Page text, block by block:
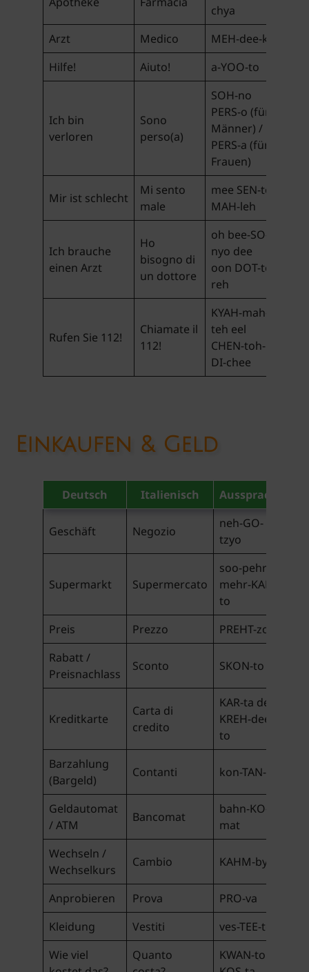
chya
Arzt
Medico
MEH-dee-ko
Hilfe!
Aiuto! a-YOO-to
Ich bin
verloren
Sono
perso(a)
SOH-no
PERS-o (für
Männer) /
PERS-a (für
Frauen)
Mir ist schlecht
Mi sento
male
mee SEN-to
MAH-leh
Ich brauche
einen Arzt
Ho
bisogno di
un dottore
oh bee-SO-
nyo dee
oon DOT-to-
reh
Rufen Sie 112!
Chiamate il
112!
KYAH-mah-
teh eel
CHEN-toh-
DI-chee
Einkaufen & Geld
Deutsch Italienisch Aussprache
Geschäft Negozio
neh-GO-
tzyo
Supermarkt Supermercato
soo-pehr-
mehr-KAH-
to
Preis
Prezzo
PREHT-zo
Rabatt /
Preisnachlass
Sconto SKON-to
Kreditkarte
Carta di
credito
KAR-ta dee
KREH-dee-
to
Barzahlung
(Bargeld)
Contanti kon-TAN-tee
Geldautomat
/ ATM
Bancomat
bahn-KO-
mat
Wechseln /
Wechselkurs
Cambio KAHM-byo
Anprobieren Prova
PRO-va
Kleidung
Vestiti
ves-TEE-tee
Wie viel
Quanto
KWAN-toh